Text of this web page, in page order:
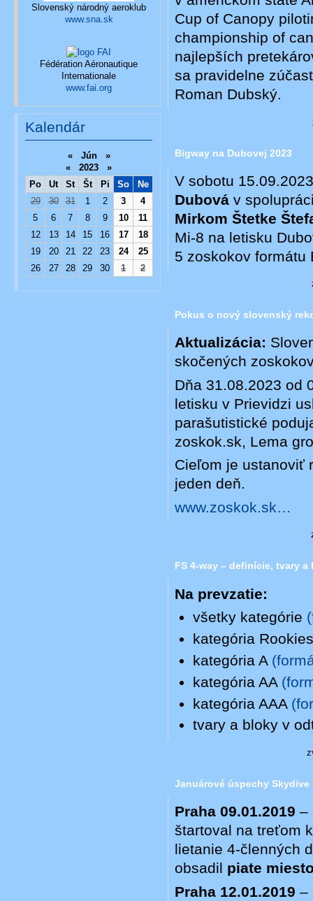
Slovenský národný aeroklub
www.sna.sk
Fédération Aéronautique
Internationale
www.fai.org
Kalendár
« Jún
»
«
2023
»
Po
Ut St Št Pi So
Ne
29
30 31 1 2 3
4
5
6 7 8 9 10
11
12
13 14 15 16 17
18
19
20 21 22 23 24
25
26
27 28 29 30 1 2
Cup of Canopy
championship of
najlepších
sa pravidelne
Roman Dubský.
Bigway na Dubovej 2023
V sobotu
Dubová v
Mirkom Štetke
Mi-8 na letisku
5 zoskokov
Pokus o nový slovenský
Aktualizácia:
skočených
Dňa 31.08.2023 od
letisku v Prievidzi
parašutistické
zoskok.sk, Lema
Cieľom je ustanoviť
jeden deň.
www.zoskok.sk…
FS 4-way – definície, tvary
Na prevzatie:
všetky kategórie
kategória
kategória A
kategória AA
kategória AAA
tvary a bloky v
Januárové úspechy
Praha 09.01.2019 –
štartoval na treťom
lietanie 4-členných
obsadil piate
Praha 12.01.2019 –